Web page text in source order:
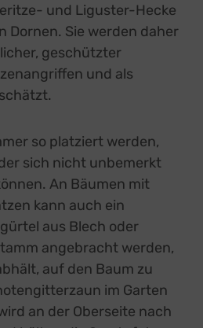
und Liguster-Hecke
Dornen. Sie werden daher
geschützter
und als
so platziert werden,
sich nicht unbemerkt
An Bäumen mit
kann auch ein
aus Blech oder
angebracht werden,
auf den Baum zu
im Garten
an der Oberseite nach